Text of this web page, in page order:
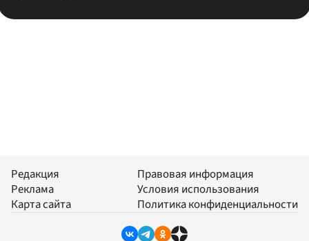
Редакция
Реклама
Карта сайта
Правовая информация
Условия использования
Политика конфиденциальности